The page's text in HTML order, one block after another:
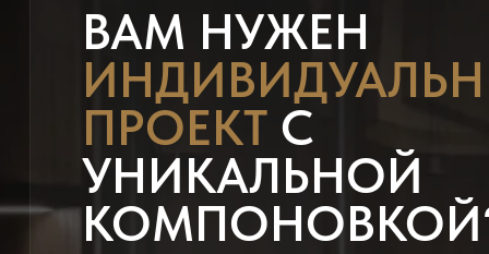
ВАМ НУЖЕН
ПРОЕКТС
УНИКАЛЬНОЙ